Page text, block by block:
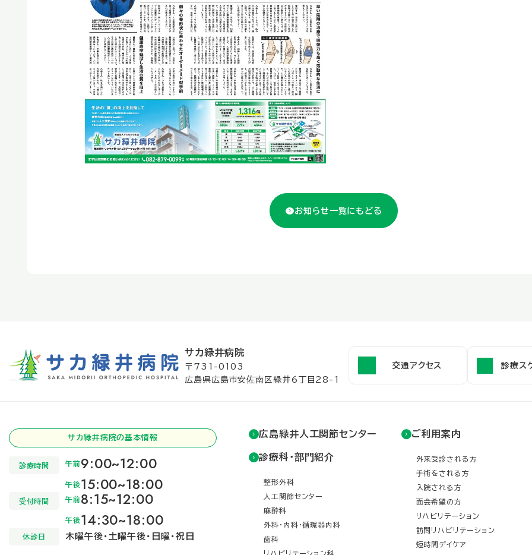
お知らせ一覧にもどる
サカ緑井病院
〒731-0103
広島県広島市安佐南区緑井6丁目28-1
交通アクセス 診療ス
サカ緑井病院の基本情報
診療時間 午前9:00~12:00
午後15:00~18:00
受付時間 午前8:15~12:00
午後14:30~18:00
休診日 木曜午後・土曜午後・日曜・祝日
広島緑井人工関節センター
診療科・部門紹介
整形外科
人工関節センター
麻酔科
外科・内科・循環器内科
歯科
リハビリテーション科
ご利用案内
外来受診される方
手術をされる方
入院される方
面会希望の方
リハビリテーション
訪問リハビリテーション
短時間デイケア